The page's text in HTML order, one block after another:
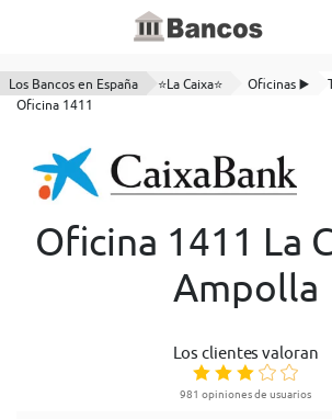
Los Bancos en España ⭐La Caixa⭐ Oficinas ▶️
Oficina 1411
Oficina 1411 La
Ampolla
Los clientes valoran
981 opiniones de usuarios